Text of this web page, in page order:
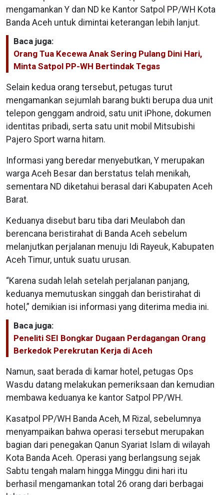
mengamankan Y dan ND ke Kantor Satpol PP/WH Kota
Banda Aceh untuk dimintai keterangan lebih lanjut.
Baca juga:
Orang Tua Kecewa Anak Sering Pulang Dini Hari,
Minta Satpol PP-WH Bertindak Tegas
Selain kedua orang tersebut, petugas turut
mengamankan sejumlah barang bukti berupa dua unit
telepon genggam android, satu unit iPhone, dokumen
identitas pribadi, serta satu unit mobil Mitsubishi
Pajero Sport warna hitam.
Informasi yang beredar menyebutkan, Y merupakan
warga Aceh Besar dan berstatus telah menikah,
sementara ND diketahui berasal dari Kabupaten Aceh
Barat.
Keduanya disebut baru tiba dari Meulaboh dan
berencana beristirahat di Banda Aceh sebelum
melanjutkan perjalanan menuju Idi Rayeuk, Kabupaten
Aceh Timur, untuk suatu urusan.
“Karena sudah lelah setelah perjalanan panjang,
keduanya memutuskan singgah dan beristirahat di
hotel,” demikian isi informasi yang diterima media ini.
Baca juga:
Peneliti SEI Bongkar Dugaan Perdagangan Orang
Berkedok Perekrutan Kerja di Aceh
Namun, saat berada di kamar hotel, petugas Ops
Wasdu datang melakukan pemeriksaan dan kemudian
membawa keduanya ke kantor Satpol PP/WH.
Kasatpol PP/WH Banda Aceh, M Rizal, sebelumnya
menyampaikan bahwa operasi tersebut merupakan
bagian dari penegakan Qanun Syariat Islam di wilayah
Kota Banda Aceh. Operasi yang berlangsung sejak
Sabtu tengah malam hingga Minggu dini hari itu
berhasil mengamankan total 26 orang dari berbagai